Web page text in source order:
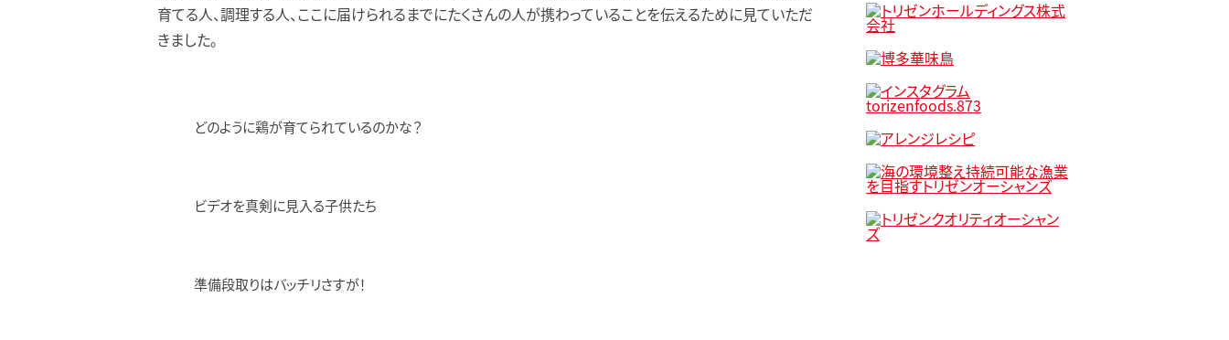
育てる人、調理する人、ここに届けられるまでにたくさんの人が携わっていることを伝えるために見ていただ
きました。
どのように鶏が育てられているのかな？
ビデオを真剣に見入る子供たち
準備段取りはバッチリさすが！